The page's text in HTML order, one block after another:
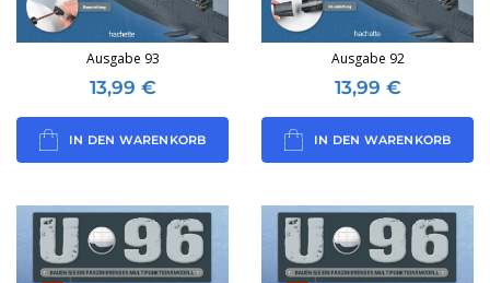
Ausgabe 93
13,99 €
IN DEN WARENKORB
Ausgabe 92
13,99 €
IN DEN WARENKORB